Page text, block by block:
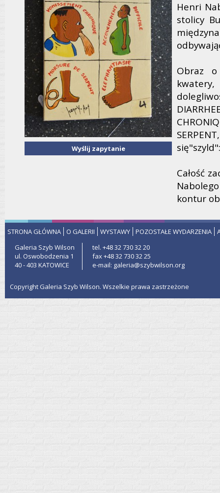
Wyślij zapytanie
Henri
stolicy
Obraz
Całość
kontur
STRONA GŁÓWNA O GALERII WYSTAWY POZOSTAŁE WYDARZENIA
Galeria Szyb Wilson
ul. Oswobodzenia 1
40 - 403 KATOWICE
tel. +48 32 730 32 20
fax +48 32 730 32 25
e-mail: galeria@szybwilson.org
Copyright Galeria Szyb Wilson. Wszelkie prawa zastrzeżone